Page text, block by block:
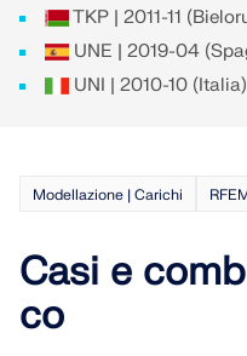
TKP | 2011-11
UNE | 2019-04
UNI | 2010-10 (Italia)
Modellazione | Carichi
Casi e
co